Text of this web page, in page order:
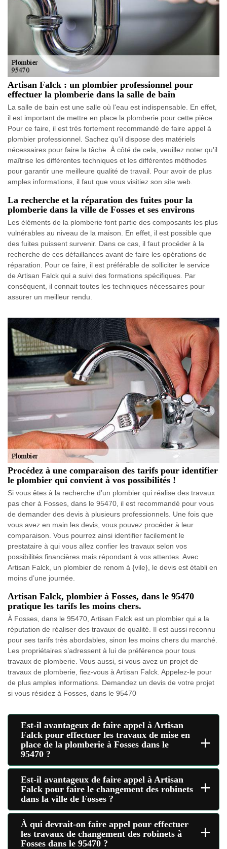
Artisan Falck : un plombier professionnel pour
effectuer la plomberie dans la salle de bain
La salle de bain est une salle où l'eau est indispensable. En effet,
il est important de mettre en place la plomberie pour cette pièce.
Pour ce faire, il est très fortement recommandé de faire appel à
plombier professionnel. Sachez qu'il dispose des matériels
nécessaires pour faire la tâche. À côté de cela, veuillez noter qu'il
maîtrise les différentes techniques et les différentes méthodes
pour garantir une meilleure qualité de travail. Pour avoir de plus
amples informations, il faut que vous visitiez son site web.
La recherche et la réparation des fuites pour la
plomberie dans la ville de Fosses et ses environs
Les éléments de la plomberie font partie des composants les plus
vulnérables au niveau de la maison. En effet, il est possible que
des fuites puissent survenir. Dans ce cas, il faut procéder à la
recherche de ces défaillances avant de faire les opérations de
réparation. Pour ce faire, il est préférable de solliciter le service
de Artisan Falck qui a suivi des formations spécifiques. Par
conséquent, il connait toutes les techniques nécessaires pour
assurer un meilleur rendu.
Procédez à une comparaison des tarifs pour identifier
le plombier qui convient à vos possibilités !
Si vous êtes à la recherche d’un plombier qui réalise des travaux
pas cher à Fosses, dans le 95470, il est recommandé pour vous
de demander des devis à plusieurs professionnels. Une fois que
vous avez en main les devis, vous pouvez procéder à leur
comparaison. Vous pourrez ainsi identifier facilement le
prestataire à qui vous allez confier les travaux selon vos
possibilités financières mais répondant à vos attentes. Avec
Artisan Falck, un plombier de renom à {vile}, le devis est établi en
moins d’une journée.
Artisan Falck, plombier à Fosses, dans le 95470
pratique les tarifs les moins chers.
À Fosses, dans le 95470, Artisan Falck est un plombier qui a la
réputation de réaliser des travaux de qualité. Il est aussi reconnu
pour ses tarifs très abordables, sinon les moins chers du marché.
Les propriétaires s’adressent à lui de préférence pour tous
travaux de plomberie. Vous aussi, si vous avez un projet de
travaux de plomberie, fiez-vous à Artisan Falck. Appelez-le pour
de plus amples informations. Demandez un devis de votre projet
si vous résidez à Fosses, dans le 95470
Est-il avantageux de faire appel à Artisan
Falck pour effectuer les travaux de mise en
place de la plomberie à Fosses dans le
95470 ?
+
Est-il avantageux de faire appel à Artisan
Falck pour faire le changement des robinets
dans la ville de Fosses ?
+
À qui devrait-on faire appel pour effectuer
les travaux de changement des robinets à
Fosses dans le 95470 ?
+